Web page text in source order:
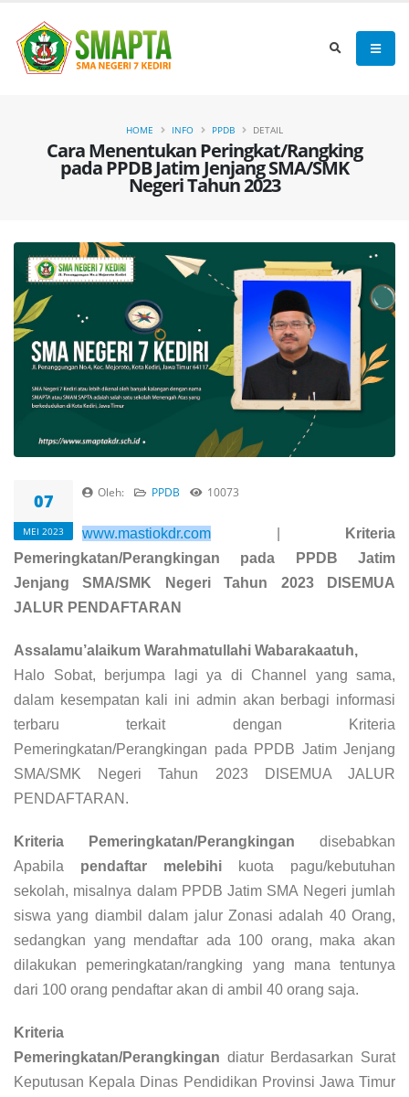
Cara Menentukan Peringkat/Rangking
pada PPDB Jatim Jenjang SMA/SMK
Negeri Tahun 2023
HOME INFO PPDB DETAIL
07
MEI 2023
Oleh: PPDB 10073
www.mastiokdr.com
Kriteria
Pemeringkatan/Perangkingan pada PPDB Jatim
Jenjang SMA/SMK Negeri Tahun 2023 DISEMUA
JALUR PENDAFTARAN
Assalamu’alaikum Warahmatullahi Wabarakaatuh,
Halo Sobat, berjumpa lagi ya di Channel yang sama,
dalam kesempatan kali ini admin akan berbagi informasi
terbaru terkait dengan Kriteria
Pemeringkatan/Perangkingan pada PPDB Jatim Jenjang
SMA/SMK Negeri Tahun 2023 DISEMUA JALUR
PENDAFTARAN.
Kriteria Pemeringkatan/Perangkingan disebabkan
Apabila pendaftar melebihi
kuota pagu/kebutuhan
sekolah, misalnya dalam PPDB Jatim SMA Negeri jumlah
siswa yang diambil dalam jalur Zonasi adalah 40 Orang,
sedangkan yang mendaftar ada 100 orang, maka akan
dilakukan pemeringkatan/rangking yang mana tentunya
dari 100 orang pendaftar akan di ambil 40 orang saja.
Kriteria
Pemeringkatan/Perangkingan diatur Berdasarkan Surat
Keputusan Kepala Dinas Pendidikan Provinsi Jawa Timur